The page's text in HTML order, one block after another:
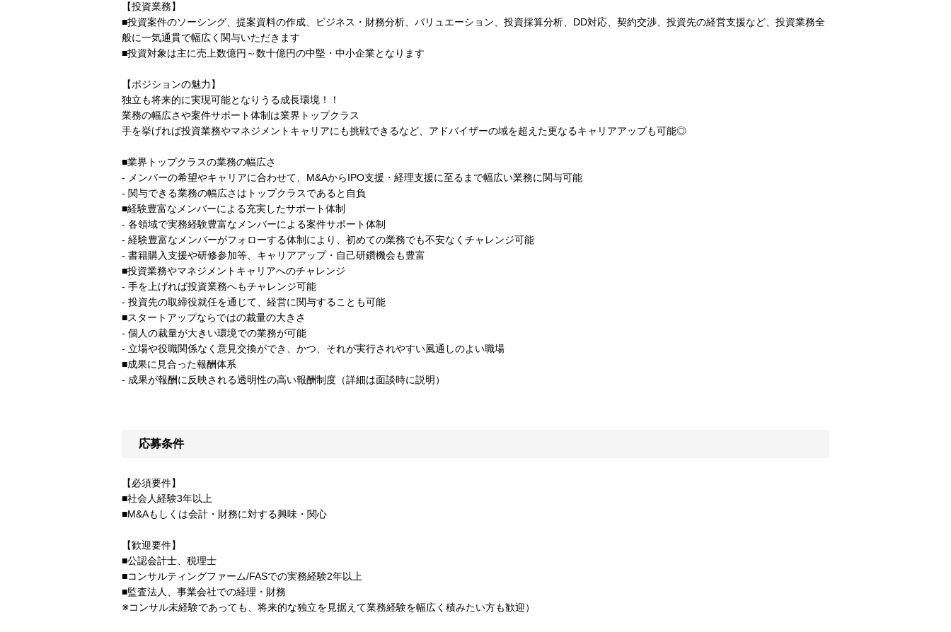
【投資業務】
■投資案件のソーシング、提案資料の作成、ビジネス・財務分析、バリュエーション、投資採算分析、DD対応、契約交渉、投資先の経営支援など、投資業務全
般に一気通貫で幅広く関与いただきます
■投資対象は主に売上数億円～数十億円の中堅・中小企業となります
【ポジションの魅力】
独立も将来的に実現可能となりうる成長環境！！
業務の幅広さや案件サポート体制は業界トップクラス
手を挙げれば投資業務やマネジメントキャリアにも挑戦できるなど、アドバイザーの域を超えた更なるキャリアアップも可能◎
■業界トップクラスの業務の幅広さ
- メンバーの希望やキャリアに合わせて、M&AからIPO支援・経理支援に至るまで幅広い業務に関与可能
- 関与できる業務の幅広さはトップクラスであると自負
■経験豊富なメンバーによる充実したサポート体制
- 各領域で実務経験豊富なメンバーによる案件サポート体制
- 経験豊富なメンバーがフォローする体制により、初めての業務でも不安なくチャレンジ可能
- 書籍購入支援や研修参加等、キャリアアップ・自己研鑽機会も豊富
■投資業務やマネジメントキャリアへのチャレンジ
- 手を上げれば投資業務へもチャレンジ可能
- 投資先の取締役就任を通じて、経営に関与することも可能
■スタートアップならではの裁量の大きさ
- 個人の裁量が大きい環境での業務が可能
- 立場や役職関係なく意見交換ができ、かつ、それが実行されやすい風通しのよい職場
■成果に見合った報酬体系
- 成果が報酬に反映される透明性の高い報酬制度（詳細は面談時に説明）
応募条件
【必須要件】
■社会人経験3年以上
■M&Aもしくは会計・財務に対する興味・関心
【歓迎要件】
■公認会計士、税理士
■コンサルティングファーム/FASでの実務経験2年以上
■監査法人、事業会社での経理・財務
※コンサル未経験であっても、将来的な独立を見据えて業務経験を幅広く積みたい方も歓迎）